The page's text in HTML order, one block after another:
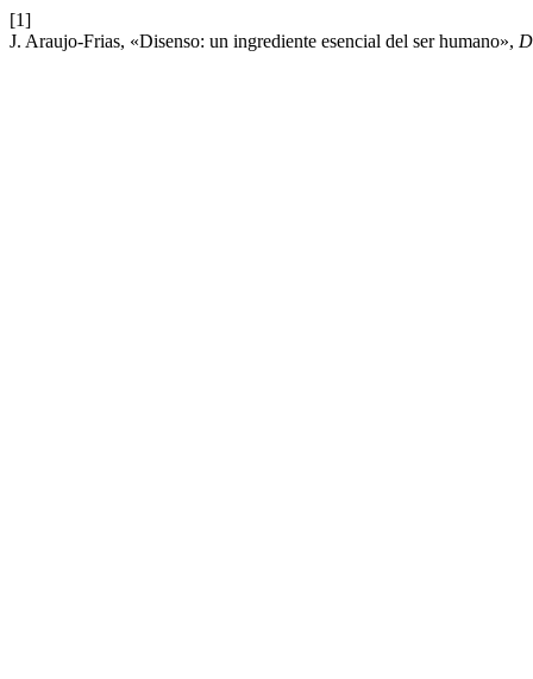
[1]
J. Araujo-Frias, «Disenso: un ingrediente esencial del ser humano»,